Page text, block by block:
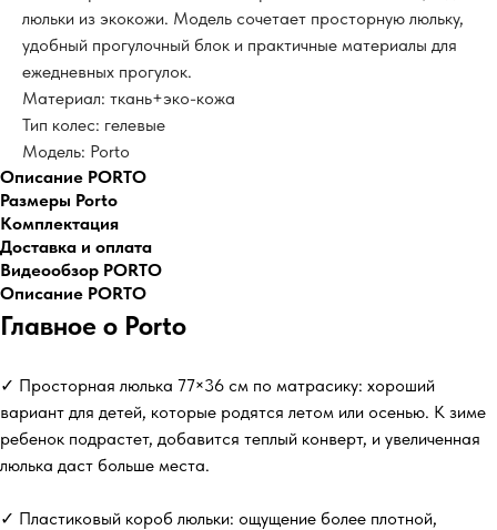
люльки из экокожи. Модель сочетает просторную люльку,
удобный прогулочный блок и практичные материалы для
ежедневных прогулок.
Материал: ткань+эко-кожа
Тип колес: гелевые
Модель: Porto
Описание PORTO
Размеры Porto
Комплектация
Доставка и оплата
Видеообзор PORTO
Описание PORTO
Главное о Porto
✓ Просторная люлька 77×36 см по матрасику: хороший
вариант для детей, которые родятся летом или осенью. К зиме
ребенок подрастет, добавится теплый конверт, и увеличенная
люлька даст больше места.
✓ Пластиковый короб люльки: ощущение более плотной,